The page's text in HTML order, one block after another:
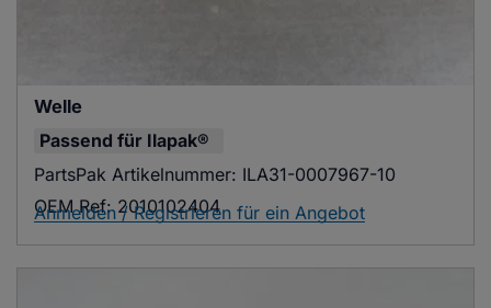
Welle
Passend für Ilapak®
PartsPak Artikelnummer: ILA31-0007967-10
OEM Ref: 2010102404
Anmelden / Registrieren für ein Angebot